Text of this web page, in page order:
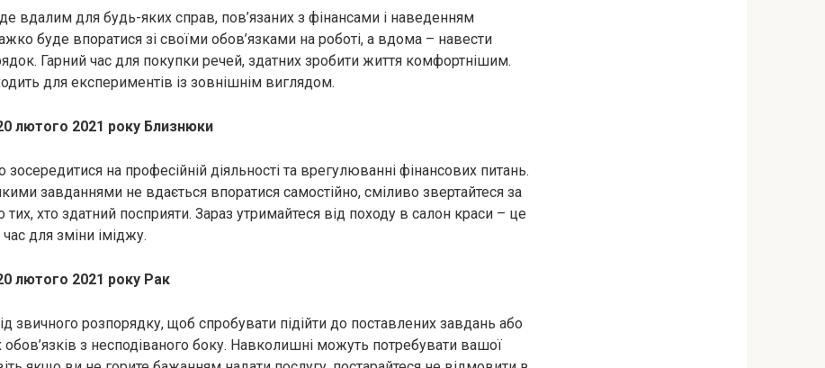
вдалим для будь-яких справ, пов’язаних з фінансами і наведенням
буде впоратися зі своїми обов’язками на роботі, а вдома – навести
Гарний час для покупки речей, здатних зробити життя комфортнішим.
для експериментів із зовнішнім виглядом.
лютого 2021 року Близнюки
зосередитися на професійній діяльності та врегулюванні фінансових питань.
завданнями не вдається впоратися самостійно, сміливо звертайтеся за
хто здатний посприяти. Зараз утримайтеся від походу в салон краси – це
для зміни іміджу.
лютого 2021 року Рак
звичного розпорядку, щоб спробувати підійти до поставлених завдань або
з несподіваного боку. Навколишні можуть потребувати вашої